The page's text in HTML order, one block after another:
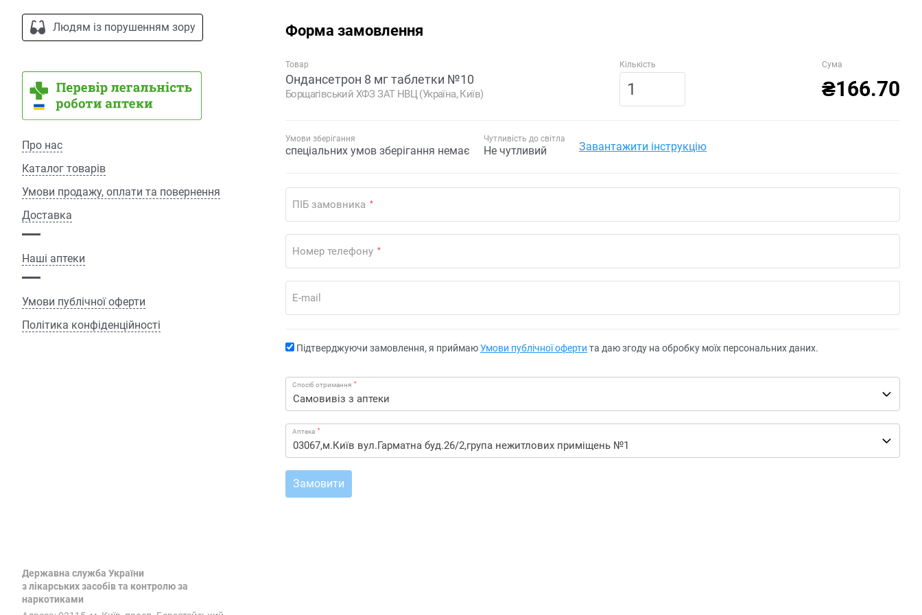
Людям із порушенням зору
Про нас
Каталог товарів
Умови продажу, оплати та повернення
Доставка
Наші аптеки
Умови публічної оферти
Політика конфіденційності
Державна служба України
з лікарських засобів та контролю за
наркотиками
Форма замовлення
Товар
Ондансетрон 8 мг таблетки №10
Борщагівський ХФЗ ЗАТ НВЦ (Україна, Київ)
Кількість Сума
₴166.70
Умови зберігання
спеціальних умов зберігання немає
Чутливість до світла
Не чутливий Завантажити інструкцію
ПІБ замовника *
Номер телефону *
E-mail
Підтверджуючи замовлення, я приймаюУмови публічної оферти та даю згоду на обробку моїх персональних даних.
Спосіб отримання *
Аптека *
Замовити